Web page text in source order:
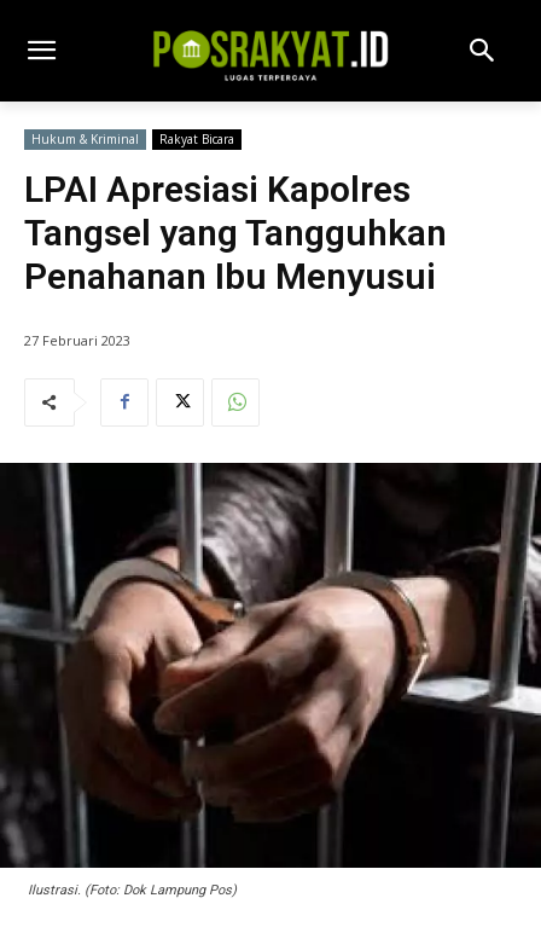
Hukum & Kriminal Rakyat Bicara
LPAI Apresiasi Kapolres
Tangsel yang Tangguhkan
Penahanan Ibu Menyusui
27 Februari 2023
Ilustrasi. (Foto: Dok Lampung Pos)